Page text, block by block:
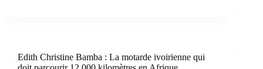
Edith Christine Bamba : La motarde ivoirienne qui